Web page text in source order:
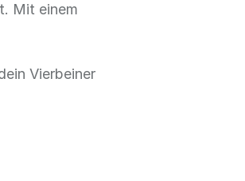
Mit einem
Vierbeiner